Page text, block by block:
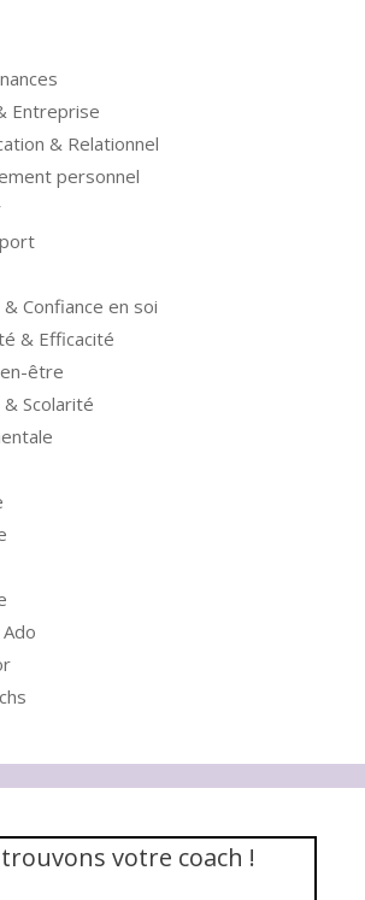
Entreprise
& Relationnel
personnel
Confiance en soi
& Efficacité
être
Scolarité
votre coach !